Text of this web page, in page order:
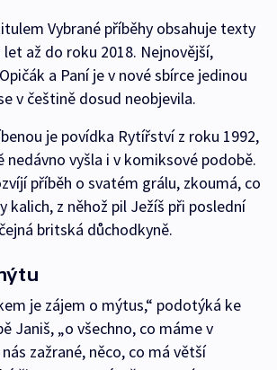
Vybrané příběhy obsahuje texty
až do roku 2018. Nejnovější,
a Paní je v nové sbírce jedinou
v češtině dosud neobjevila.
je povídka Rytířství z roku 1992,
nedávno vyšla i v komiksové podobě.
příběh o svatém grálu, zkoumá, co
kalich, z něhož pil Ježíš při poslední
britská důchodkyně.
je zájem o mýtus,“ podotýká ke
Janiš, „o všechno, co máme v
zažrané, něco, co má větší